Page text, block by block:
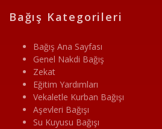
Bağış Kategorileri
Bağış Ana Sayfası
Genel Nakdi Bağış
Zekat
Eğitim Yardımları
Vekaletle Kurban Bağışı
Aşevleri Bağışı
Su Kuyusu Bağışı